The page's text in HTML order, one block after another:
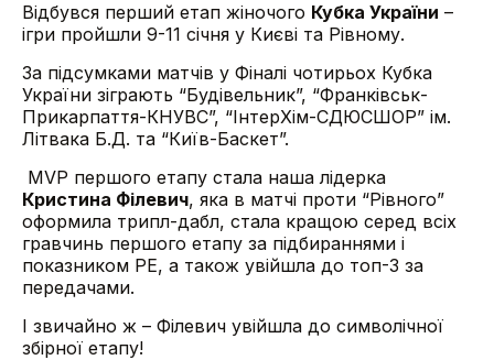
Відбувся перший етап жіночого Кубка України –
ігри пройшли 9-11 січня у Києві та Рівному.
За підсумками матчів у Фіналі чотирьох Кубка
України зіграють “Будівельник”, “Франківськ-
Прикарпаття-КНУВС”, “ІнтерХім-СДЮСШОР” ім.
Літвака Б.Д. та “Київ-Баскет”.
MVP першого етапу стала наша лідерка
Кристина Філевич, яка в матчі проти “Рівного”
оформила трипл-дабл, стала кращою серед всіх
гравчинь першого етапу за підбираннями і
показником РЕ, а також увійшла до топ-3 за
передачами.
І звичайно ж – Філевич увійшла до символічної
збірної етапу!